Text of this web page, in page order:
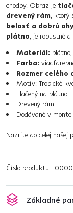
chodby. Obraz je
drevený rám, ktorý
belosť a dobrú
plátno, je robustné a
Materiál:
Farba:
Rozmer celého
Motív: Tropické
Tlačený na plátno
Drevený rám
Dodávané v monte
Nazrite do celej našej
Číslo produktu :
Základné